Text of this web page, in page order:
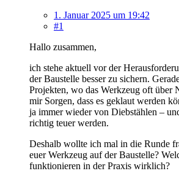
1. Januar 2025 um 19:42
#1
Hallo zusammen,
ich stehe aktuell vor der
der Baustelle besser zu sichern.
Projekten, wo das Werkzeug oft über
mir Sorgen, dass es geklaut werden
ja immer wieder von Diebstählen –
richtig teuer werden.
Deshalb wollte ich mal in die Runde
euer Werkzeug auf der Baustelle?
funktionieren in der Praxis wirklich?